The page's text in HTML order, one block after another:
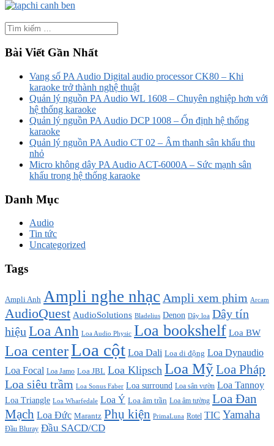
Bài Viết Gần Nhất
Vang số PA Audio Digital audio processor CK80 – Khi
karaoke trở thành nghệ thuật
Quản lý nguồn PA Audio WL 1608 – Chuyên nghiệp hơn với
hệ thống karaoke
Quản lý nguồn PA Audio DCP 1008 – Ổn định hệ thống
karaoke
Quản lý nguồn PA Audio CT 02 – Âm thanh sân khấu thu
nhỏ
Micro không dây PA Audio ACT-6000A – Sức mạnh sân
khấu trong hệ thống karaoke
Danh Mục
Audio
Tin tức
Uncategorized
Tags
Ampli Anh Ampli nghe nhạc Ampli xem phim Arcam
AudioQuest AudioSolutions Bladelius Denon Dây loa Dây tín
hiệu Loa Anh Loa Audio Physic Loa bookshelf Loa BW
Loa centerLoa cột Loa Dali Loa di động Loa Dynaudio
Loa Focal Loa Jamo Loa JBL Loa Klipsch Loa MỹLoa Pháp
Loa siêu trầm Loa Sonus Faber Loa surround Loa sân vườn Loa Tannoy
Loa Triangle Loa Wharfedale Loa Ý Loa âm trần Loa âm tường Loa Đan
Mạch Loa Đức Marantz Phụ kiện PrimaLuna Rotel TIC Yamaha
Đầu Bluray Đầu SACD/CD